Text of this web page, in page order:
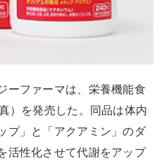
ーファーマは、栄養機能食
）を発売した。同品は体内
プ」と「アクアミン」のダ
活性化させて代謝をアップ